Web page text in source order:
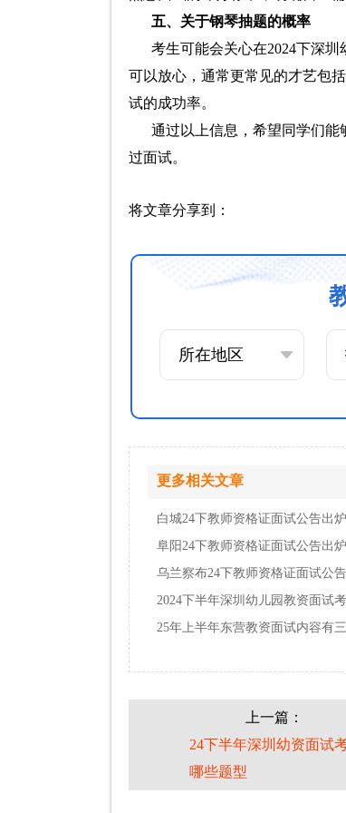
五、关于钢琴抽题的概率
考生可能会关心在2024下深
可以放心，通常更常见的才艺包
试的成功率。
通过以上信息，希望同学们能
过面试。
将文章分享到：
更多相关文章
2024下半年深圳幼儿园教资面试
上一篇：
24下半年深圳幼资面试
哪些题型